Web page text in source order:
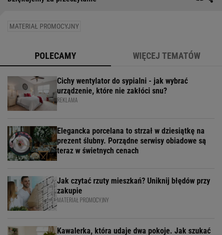
MATERIAŁ PROMOCYJNY
POLECAMY WIĘCEJ TEMATÓW
Cichy wentylator do sypialni - jak wybrać
urządzenie, które nie zakłóci snu?
REKLAMA
Elegancka porcelana to strzał w dziesiątkę na
prezent ślubny. Porządne serwisy obiadowe są
teraz w świetnych cenach
Jak czytać rzuty mieszkań? Uniknij błędów przy
zakupie
MATERIAŁ PROMOCYJNY
Kawalerka, która udaje dwa pokoje. Jak szukać